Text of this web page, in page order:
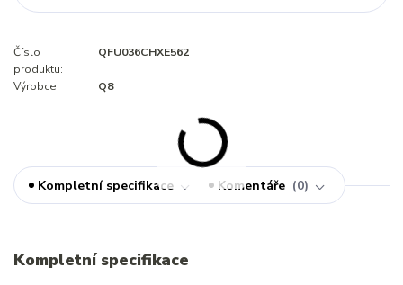
Číslo
produktu:
QFU036CHXE562
Výrobce: Q8
Kompletní specifikace Komentáře 0
Kompletní specifikace